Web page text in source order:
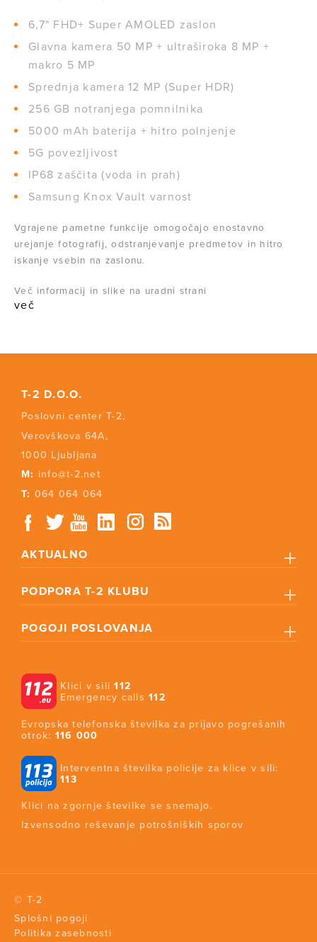
6,7" FHD+ Super AMOLED zaslon
Glavna kamera 50 MP + ultraširoka 8 MP +
makro 5 MP
Sprednja kamera 12 MP (Super HDR)
256 GB notranjega pomnilnika
5000 mAh baterija + hitro polnjenje
5G povezljivost
IP68 zaščita (voda in prah)
Samsung Knox Vault varnost
Vgrajene pametne funkcije omogočajo enostavno
urejanje fotografij, odstranjevanje predmetov in hitro
iskanje vsebin na zaslonu.
Več informacij in slike na uradni strani
več
T-2 D.O.O.
Poslovni center T-2,
Verovškova 64A,
1000 Ljubljana
M: info@t-2.net
T: 064 064 064
AKTUALNO
PODPORA T-2 KLUBU
POGOJI POSLOVANJA
Klici v sili112
Emergency calls112
Evropska telefonska številka za prijavo pogrešanih
otrok: 116 000
Interventna številka policije za klice v sili:
113
Klici na zgornje številke se snemajo.
Izvensodno reševanje potrošniških sporov
© T-2
Splošni pogoji
Politika zasebnosti